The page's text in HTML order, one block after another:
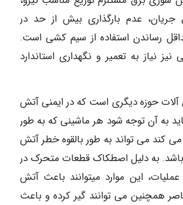
جریان، عدم بارگذاری بیش از حد در
رساندن استفاده از سیم کشی است.
نیز نیاز به تعمیر و نگهداری استاندارد
حوزه دیگری است که در ایمنی آتش
به آن توجه شود هر ماشینی که به طور
می کند می تواند به طور بالقوه خطر آتش
به دلیل اصطکاک قطعات متحرک در
این موارد میتوانند باعث آتش
همچنین می توانند گیر کرده و باعث